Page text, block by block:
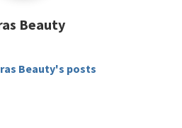
Beauty
Beauty's posts